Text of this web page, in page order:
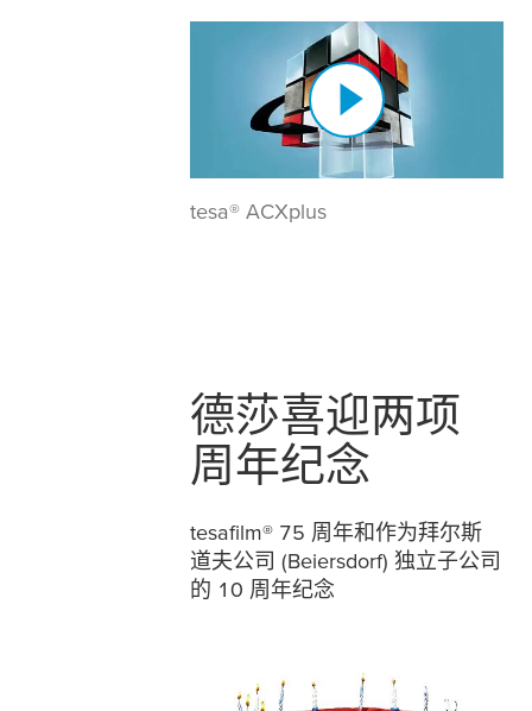
tesa® ACXplus
德莎喜迎两项
周年纪念
tesafilm® 75 周年和作为拜尔斯
道夫公司 (Beiersdorf) 独立子公司
的 10 周年纪念